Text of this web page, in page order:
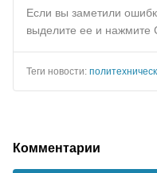
Если вы заметили
выделите ее и нажмите
Теги новости:
Комментарии